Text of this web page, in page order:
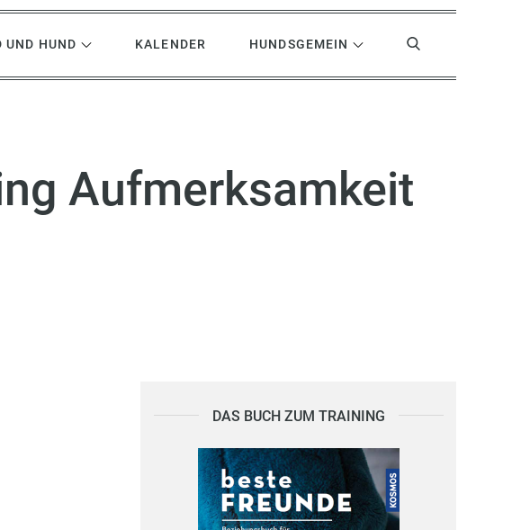
UND HUND KALENDER HUNDSGEMEIN
Aufmerksamkeit
DAS BUCH ZUM TRAINING